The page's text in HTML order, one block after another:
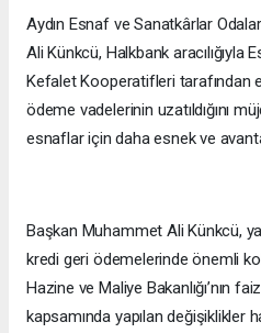
Aydın Esnaf ve Sanatkârlar
Ali Künkcü, Halkbank aracılığıyla
Kefalet Kooperatifleri tarafından
ödeme vadelerinin uzatıldığını
esnaflar için daha esnek ve
Başkan Muhammet Ali Künkcü,
kredi geri ödemelerinde önemli
Hazine ve Maliye Bakanlığı’nın
kapsamında yapılan değişiklikler